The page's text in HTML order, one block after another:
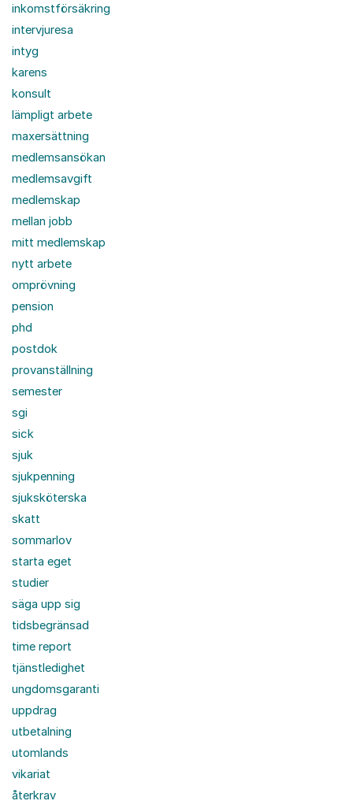
inkomstförsäkring
intervjuresa
intyg
karens
konsult
lämpligt arbete
maxersättning
medlemsansökan
medlemsavgift
medlemskap
mellan jobb
mitt medlemskap
nytt arbete
omprövning
pension
phd
postdok
provanställning
semester
sgi
sick
sjuk
sjukpenning
sjuksköterska
skatt
sommarlov
starta eget
studier
säga upp sig
tidsbegränsad
time report
tjänstledighet
ungdomsgaranti
uppdrag
utbetalning
utomlands
vikariat
återkrav